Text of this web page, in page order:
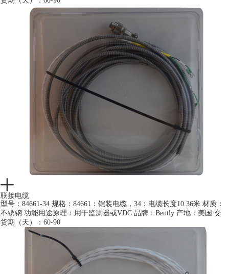
联接电缆
型号：84661-34 规格：84661：铠装电缆，34：电缆长度10.36米 材质：
不锈钢 功能用途原理：用于监测器或VDC 品牌：Bently 产地：美国 交
货期（天）：60-90